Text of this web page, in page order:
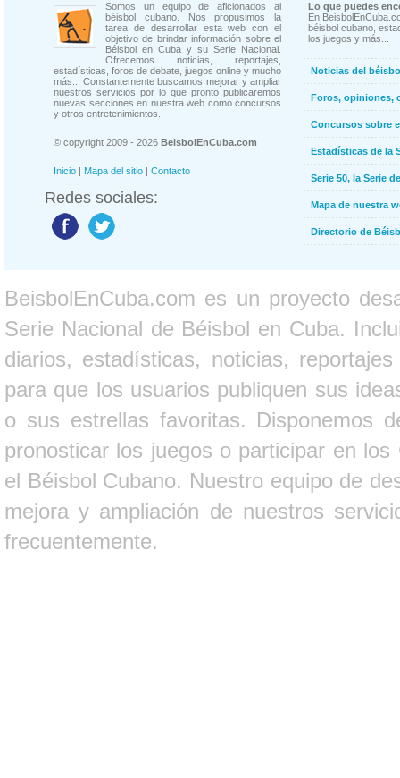
Somos un equipo de aficionados al
béisbol cubano. Nos propusimos la
tarea de desarrollar esta web con el
objetivo de brindar información sobre el
Béisbol en Cuba y su Serie Nacional.
Ofrecemos noticias, reportajes,
estadísticas, foros de debate, juegos online y mucho
más... Constantemente buscamos mejorar y ampliar
nuestros servicios por lo que pronto publicaremos
nuevas secciones en nuestra web como concursos
y otros entretenimientos.
© copyright 2009 - 2026 BeisbolEnCuba.com
Inicio | Mapa del sitio | Contacto
Redes sociales:
Lo que puedes
En
béisbol cubano,
los juegos y más...
Noticias del
Foros, opiniones,
Concursos sobre
Estadísticas de la
Serie 50, la Serie
Mapa de nuestra
Directorio de
BeisbolEnCuba.com es un proyecto
Serie Nacional de Béisbol en Cuba.
diarios, estadísticas, noticias,
para que los usuarios publiquen sus
o sus estrellas favoritas. Disponemos
pronosticar los juegos o participar en
el Béisbol Cubano. Nuestro equipo de
mejora y ampliación de nuestros
frecuentemente.